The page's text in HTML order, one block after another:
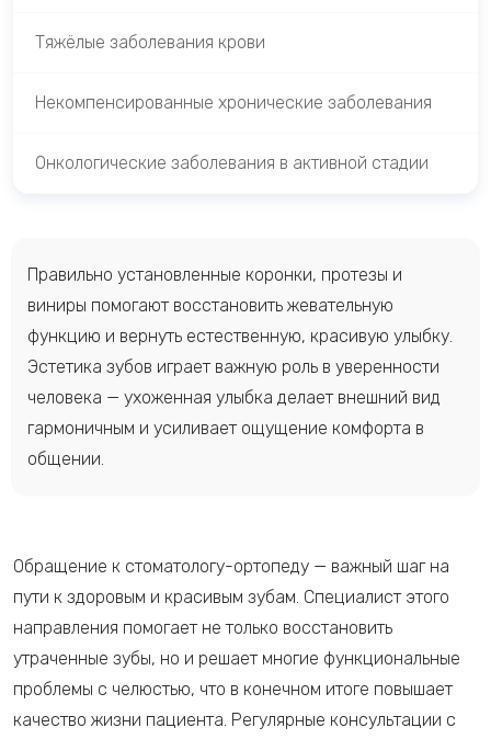
Тяжёлые заболевания крови
Некомпенсированные хронические заболевания
Онкологические заболевания в активной стадии
Правильно установленные коронки, протезы и
виниры помогают восстановить жевательную
функцию и вернуть естественную, красивую улыбку.
Эстетика зубов играет важную роль в уверенности
человека — ухоженная улыбка делает внешний вид
гармоничным и усиливает ощущение комфорта в
общении.
Обращение к стоматологу-ортопеду — важный шаг на
пути к здоровым и красивым зубам. Специалист этого
направления помогает не только восстановить
утраченные зубы, но и решает многие функциональные
проблемы с челюстью, что в конечном итоге повышает
качество жизни пациента. Регулярные консультации с